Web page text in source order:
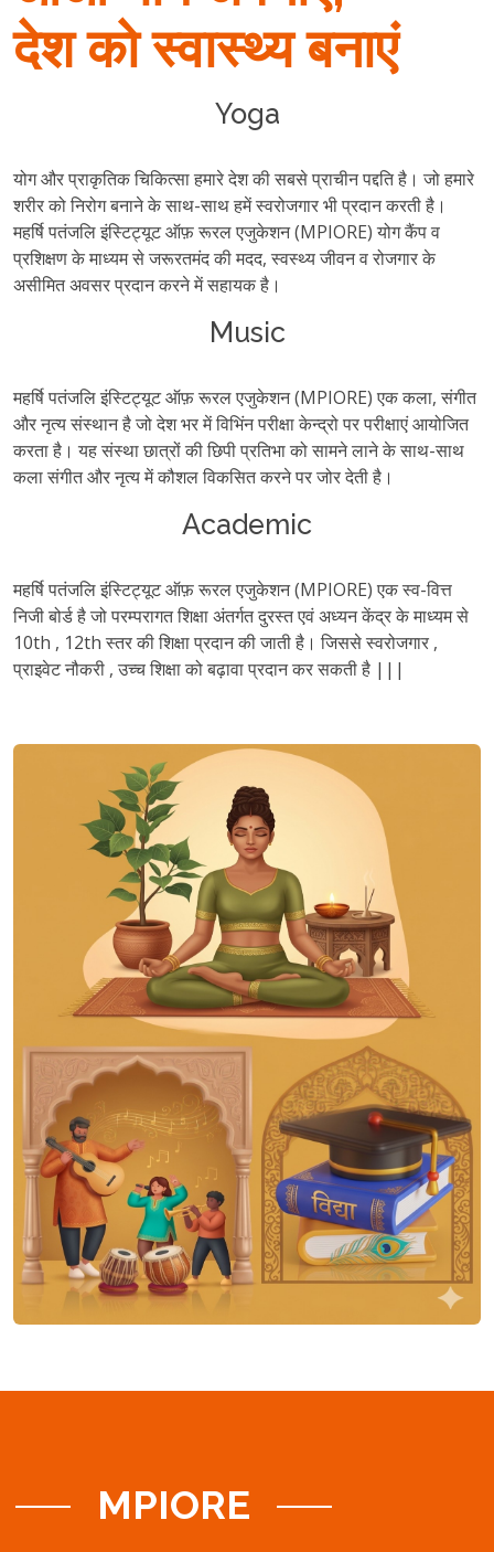
Contact us
देश को स्वास्थ्य बनाएं
Yoga
योग और प्राकृतिक चिकित्सा हमारे देश की सबसे प्राचीन पद्दति है। जो हमारे
शरीर को निरोग बनाने के साथ-साथ हमें स्वरोजगार भी प्रदान करती है।
महर्षि पतंजलि इंस्टिट्यूट ऑफ़ रूरल एजुकेशन (MPIORE) योग कैंप व
प्रशिक्षण के माध्यम से जरूरतमंद की मदद, स्वस्थ्य जीवन व रोजगार के
असीमित अवसर प्रदान करने में सहायक है।
Music
महर्षि पतंजलि इंस्टिट्यूट ऑफ़ रूरल एजुकेशन (MPIORE) एक कला, संगीत
और नृत्य संस्थान है जो देश भर में विभिंन परीक्षा केन्द्रो पर परीक्षाएं आयोजित
करता है। यह संस्था छात्रों की छिपी प्रतिभा को सामने लाने के साथ-साथ
कला संगीत और नृत्य में कौशल विकसित करने पर जोर देती है।
Academic
महर्षि पतंजलि इंस्टिट्यूट ऑफ़ रूरल एजुकेशन (MPIORE) एक स्व-वित्त
निजी बोर्ड है जो परम्परागत शिक्षा अंतर्गत दुरस्त एवं अध्यन केंद्र के माध्यम से
10th , 12th स्तर की शिक्षा प्रदान की जाती है। जिससे स्वरोजगार ,
प्राइवेट नौकरी , उच्च शिक्षा को बढ़ावा प्रदान कर सकती है |||
MPIORE